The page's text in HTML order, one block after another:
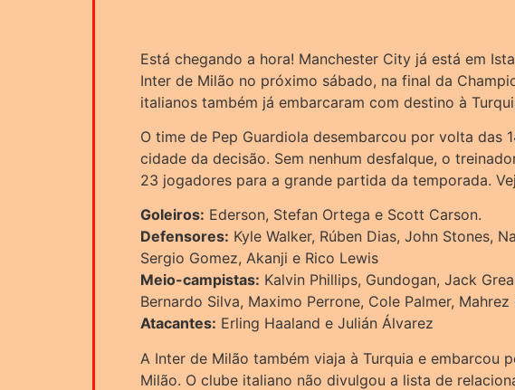
Está chegando a hora! Manchester City já está em
Inter de Milão no próximo sábado, na final da
italianos também já embarcaram com destino à
O time de Pep Guardiola desembarcou por volta das
cidade da decisão. Sem nenhum desfalque, o
23 jogadores para a grande partida da temporada.
Goleiros: Ederson, Stefan Ortega e Scott Carson.
Defensores: Kyle Walker, Rúben Dias, John Stones,
Sergio Gomez, Akanji e Rico Lewis
Meio-campistas: Kalvin Phillips, Gundogan, Jack
Bernardo Silva, Maximo Perrone, Cole Palmer, Mahrez
Atacantes: Erling Haaland e Julián Álvarez
A Inter de Milão também viaja à Turquia e embarcou
Milão. O clube italiano não divulgou a lista de